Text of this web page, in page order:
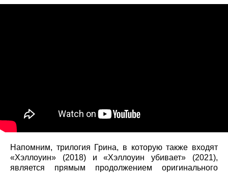
Напомним, трилогия Грина, в которую также входят
«Хэллоуин» (2018) и «Хэллоуин убивает» (2021),
является прямым продолжением оригинального